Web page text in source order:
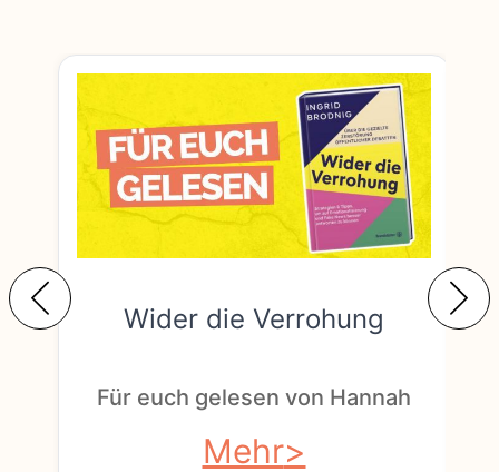
Wider die Verrohung
Für euch gelesen von Hannah
Mehr